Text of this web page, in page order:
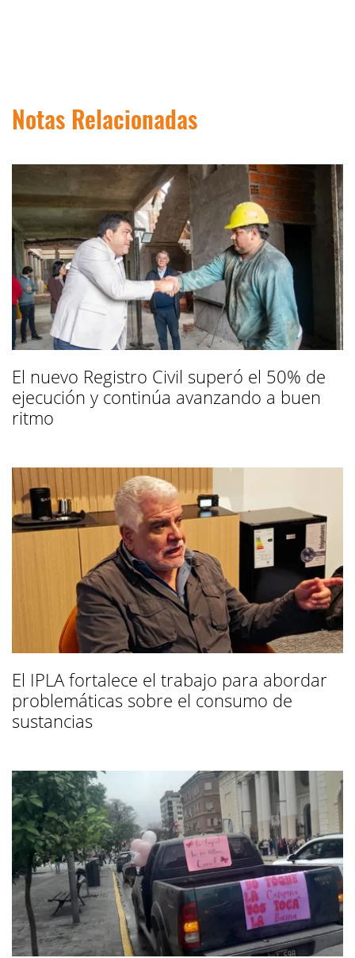
Notas Relacionadas
El nuevo Registro Civil superó el 50% de
ejecución y continúa avanzando a buen
ritmo
El IPLA fortalece el trabajo para abordar
problemáticas sobre el consumo de
sustancias